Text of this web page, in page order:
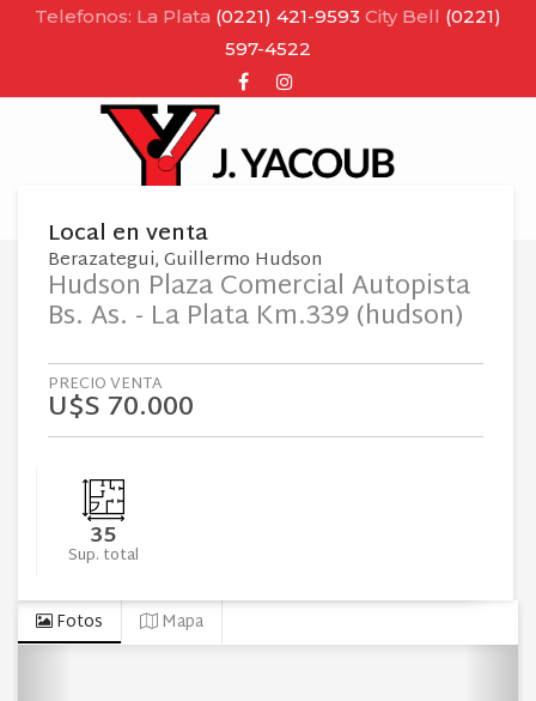
Telefonos: La Plata (0221) 421-9593 City Bell (0221)
597-4522
FacebookInstagram
Local en venta
Berazategui Guillermo Hudson
Hudson Plaza Comercial Autopista
Bs. As. - La Plata Km.339 (hudson)
PRECIO VENTA
U$S 70.000
35
Sup. total
Fotos Mapa